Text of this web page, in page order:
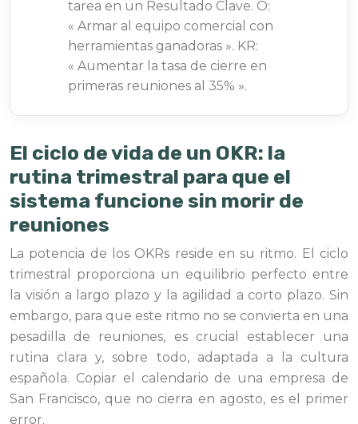
tarea en un Resultado Clave. O:
« Armar al equipo comercial con
herramientas ganadoras ». KR:
« Aumentar la tasa de cierre en
primeras reuniones al 35% ».
El ciclo de vida de un OKR: la
rutina trimestral para que el
sistema funcione sin morir de
reuniones
La potencia de los OKRs reside en su ritmo. El ciclo
trimestral proporciona un equilibrio perfecto entre
la visión a largo plazo y la agilidad a corto plazo. Sin
embargo, para que este ritmo no se convierta en una
pesadilla de reuniones, es crucial establecer una
rutina clara y, sobre todo, adaptada a la cultura
española. Copiar el calendario de una empresa de
San Francisco, que no cierra en agosto, es el primer
error.